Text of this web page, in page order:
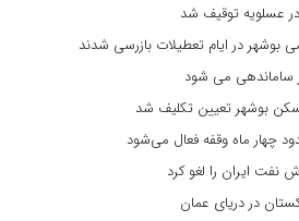
عسلویه توقیف شد
بوشهر در ایام تعطیلات بازرسی شدند
ساماندهی می‌ شود
بوشهر تعیین تکلیف شد
چهار ماه وقفه فعال می‌شود
نفت ایران را لغو کرد
در دریای عمان